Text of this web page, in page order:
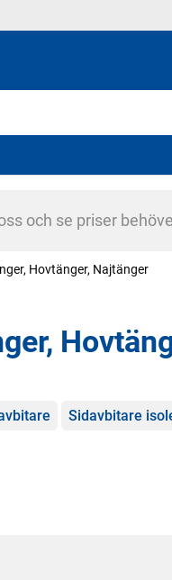
och se priser
Hovtänger, Najtänger
Sidavbitare